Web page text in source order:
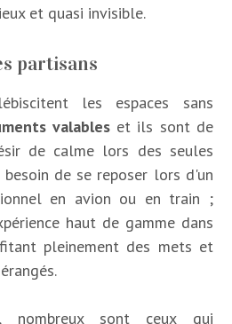
et quasi invisible.
partisans
les espaces sans
valables et ils sont de
de calme lors des seules
de se reposer lors d'un
en avion ou en train ;
haut de gamme dans
pleinement des mets et
nombreux sont ceux qui